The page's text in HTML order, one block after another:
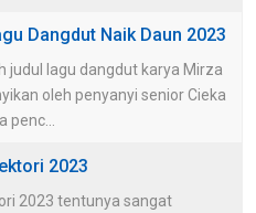
Dangdut Naik Daun 2023
judul lagu dangdut karya Mirza
oleh penyanyi senior Cieka
2023
2023 tentunya sangat